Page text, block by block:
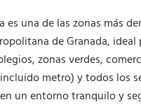
es una de las zonas más
de Granada, ideal
zonas verdes,
metro) y todos los
un entorno tranquilo y